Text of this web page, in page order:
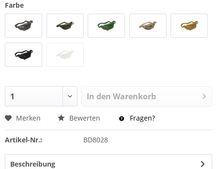
Farbe
In den Warenkorb
Merken Bewerten Fragen?
Artikel-Nr.: BD8028
Beschreibung